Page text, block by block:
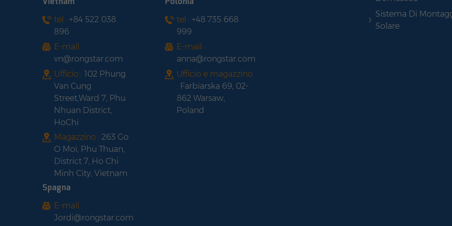
nera
Pannello solare
telaio nero a mezza
cella
tel : +84 522 038
896
E-mail :
vn@rongstar.com
Ufficio : 102 Phung
Van Cung
Street,Ward 7, Phu
Nhuan District,
HoChi
Magazzino : 263 Go
O Moi, Phu Thuan,
District 7, Ho Chi
Minh City, Vietnam
tel :+48 735 668
999
E-mail :
anna@rongstar.com
Ufficio e magazzino
: Farbiarska 69, 02-
862 Warsaw,
Poland
Spagna
E-mail :
Jordi@rongstar.com
Sistema Di
Solare